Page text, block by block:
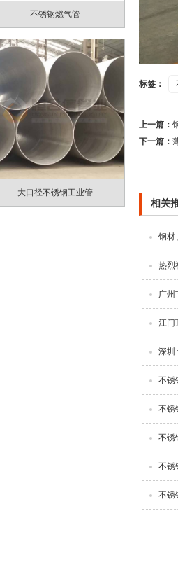
不锈钢燃气管
大口径不锈钢工业管
标签：
上一篇：
下一篇：
相关
钢材
热烈
广州
江门
深圳
不锈
不锈
不锈
不锈
不锈